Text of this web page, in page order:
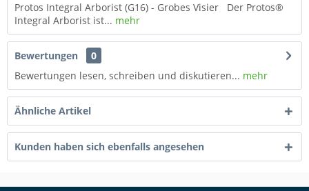
Protos Integral Arborist (G16) - Grobes Visier Der Protos®
Integral Arborist ist... mehr
Bewertungen
0
Bewertungen lesen, schreiben und diskutieren... mehr
Ähnliche Artikel
Kunden haben sich ebenfalls angesehen